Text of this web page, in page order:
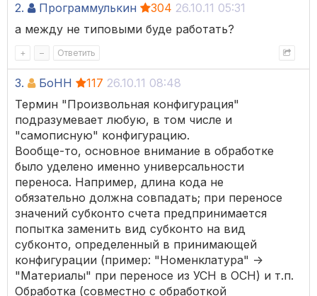
2. Программулькин 304 26.10.11 05:31
а между не типовыми буде работать?
+ – Ответить
3. БоНН 117 26.10.11 08:48
Термин "Произвольная конфигурация"
подразумевает любую, в том числе и
"самописную" конфигурацию.
Вообще-то, основное внимание в обработке
было уделено именно универсальности
переноса. Например, длина кода не
обязательно должна совпадать; при переносе
значений субконто счета предпринимается
попытка заменить вид субконто на вид
субконто, определенный в принимающей
конфигурации (пример: "Номенклатура" ->
"Материалы" при переносе из УСН в ОСН) и т.п.
Обработка (совместно с обработкой